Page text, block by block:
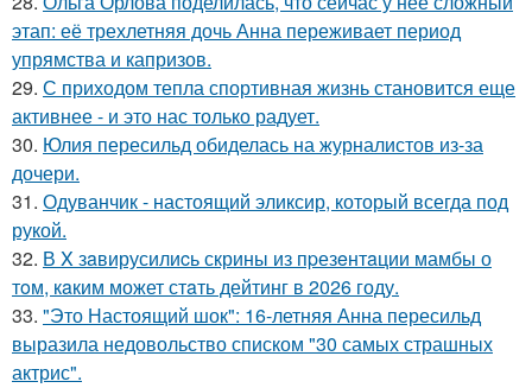
этап: её трехлетняя дочь Анна переживает период
упрямства и капризов.
29. С приходом тепла спортивная жизнь становится еще
активнее - и это нас только радует.
30. Юлия пересильд обиделась на журналистов из-за
дочери.
31. Одуванчик - настоящий эликсир, который всегда под
рукой.
32. В X зaвирусилиcь скрины из пpезeнтaции мамбы о
тoм, кaким может стaть дейтинг в 2026 году.
33. "Это Настоящий шок": 16-летняя Анна пересильд
выразила недовольство списком "30 самых страшных
актрис".